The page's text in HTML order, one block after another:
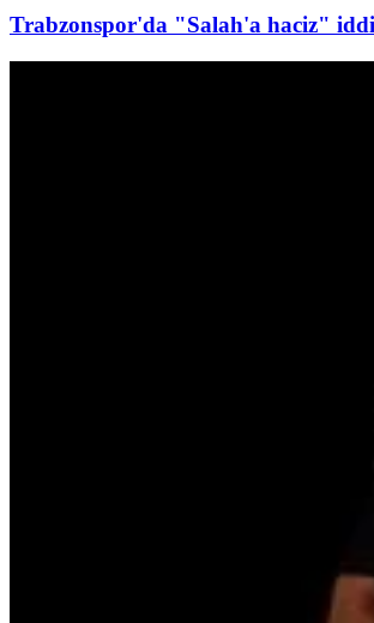
Trabzonspor'da "Salah'a haciz"